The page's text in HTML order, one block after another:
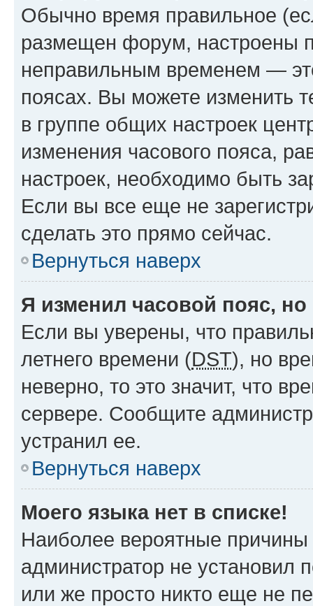
Обычно время правильное
размещен форум, настроены
неправильным временем —
поясах. Вы можете изменить
в группе общих настроек
изменения часового пояса,
настроек, необходимо быть
Если вы все еще не
сделать это прямо сейчас.
Вернуться наверх
Я изменил часовой пояс,
Если вы уверены, что
летнего времени (DST), но
неверно, то это значит, что
сервере. Сообщите
устранил ее.
Вернуться наверх
Моего языка нет в списке!
Наиболее вероятные причины
администратор не установил
или же просто никто еще не